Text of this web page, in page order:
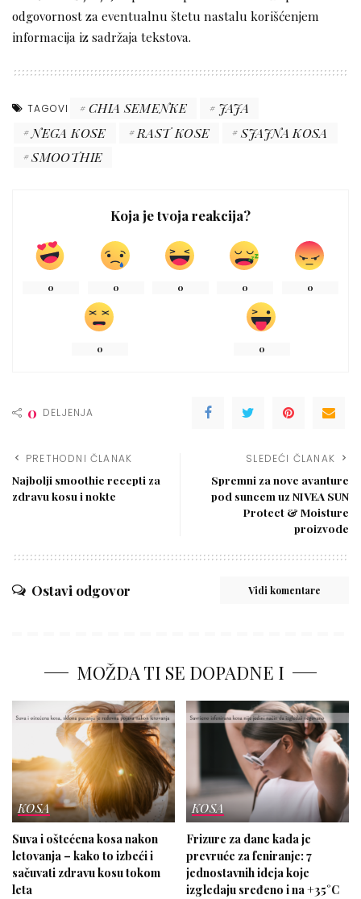
odgovornost za eventualnu štetu nastalu korišćenjem
informacija iz sadržaja tekstova.
TAGOVI CHIA SEMENKE
JAJA
NEGA KOSE
RAST KOSE
SJAJNA KOSA
SMOOTHIE
Koja je tvoja reakcija?
0 0 0 0 0
0 0
0 DELJENJA
PRETHODNI ČLANAK
Najbolji smoothie recepti za
zdravu kosu i nokte
SLEDEĆI ČLANAK
Spremni za nove avanture
pod suncem uz NIVEA SUN
Protect & Moisture
proizvode
Ostavi odgovor Vidi komentare
MOŽDA TI SE DOPADNE I
KOSA
Suva i oštećena kosa nakon
letovanja – kako to izbeći i
sačuvati zdravu kosu tokom
leta
KOSA
Frizure za dane kada je
prevruće za feniranje: 7
jednostavnih ideja koje
izgledaju sređeno i na +35°C